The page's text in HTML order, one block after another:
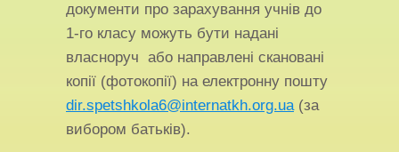
документи про зарахування учнів до
1-го класу можуть бути надані
власноруч або направлені скановані
копії (фотокопії) на електронну пошту
dir.spetshkola6@internatkh.org.ua(за
вибором батьків).